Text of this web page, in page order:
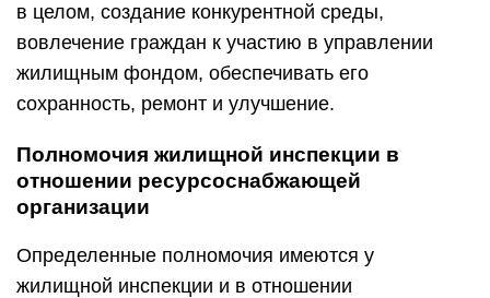
в целом, создание конкурентной среды,
вовлечение граждан к участию в управлении
жилищным фондом, обеспечивать его
сохранность, ремонт и улучшение.
Полномочия жилищной инспекции в
отношении ресурсоснабжающей
организации
Определенные полномочия имеются у
жилищной инспекции и в отношении